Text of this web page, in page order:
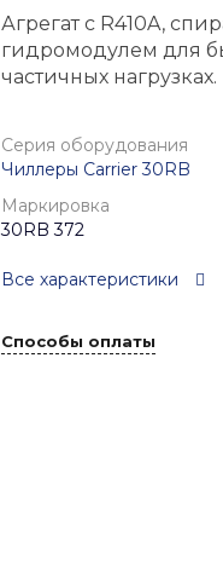
Агрегат с R410A,
гидромодулем для
частичных нагрузках.
Серия оборудования
Чиллеры Carrier 30RB
Маркировка
30RB 372
Все характеристики
Способы оплаты